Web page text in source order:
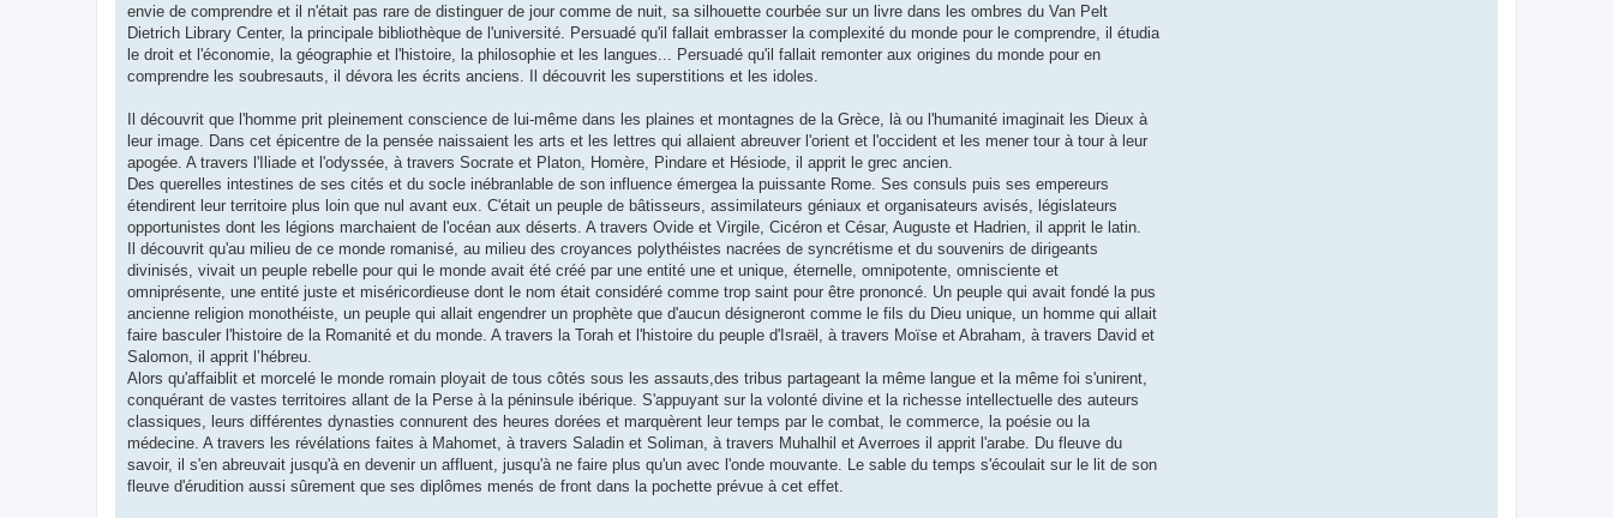
envie de comprendre et il n'était pas rare de distinguer de jour comme de nuit, sa silhouette courbée sur un livre dans les ombres du Van Pelt
Dietrich Library Center, la principale bibliothèque de l'université. Persuadé qu'il fallait embrasser la complexité du monde pour le comprendre, il étudia
le droit et l'économie, la géographie et l'histoire, la philosophie et les langues... Persuadé qu'il fallait remonter aux origines du monde pour en
comprendre les soubresauts, il dévora les écrits anciens. Il découvrit les superstitions et les idoles.
Il découvrit que l'homme prit pleinement conscience de lui-même dans les plaines et montagnes de la Grèce, là ou l'humanité imaginait les Dieux à
leur image. Dans cet épicentre de la pensée naissaient les arts et les lettres qui allaient abreuver l'orient et l'occident et les mener tour à tour à leur
apogée. A travers l'Iliade et l'odyssée, à travers Socrate et Platon, Homère, Pindare et Hésiode, il apprit le grec ancien.
Des querelles intestines de ses cités et du socle inébranlable de son influence émergea la puissante Rome. Ses consuls puis ses empereurs
étendirent leur territoire plus loin que nul avant eux. C'était un peuple de bâtisseurs, assimilateurs géniaux et organisateurs avisés, législateurs
opportunistes dont les légions marchaient de l'océan aux déserts. A travers Ovide et Virgile, Cicéron et César, Auguste et Hadrien, il apprit le latin.
Il découvrit qu'au milieu de ce monde romanisé, au milieu des croyances polythéistes nacrées de syncrétisme et du souvenirs de dirigeants
divinisés, vivait un peuple rebelle pour qui le monde avait été créé par une entité une et unique, éternelle, omnipotente, omnisciente et
omniprésente, une entité juste et miséricordieuse dont le nom était considéré comme trop saint pour être prononcé. Un peuple qui avait fondé la pus
ancienne religion monothéiste, un peuple qui allait engendrer un prophète que d'aucun désigneront comme le fils du Dieu unique, un homme qui allait
faire basculer l'histoire de la Romanité et du monde. A travers la Torah et l'histoire du peuple d'Israël, à travers Moïse et Abraham, à travers David et
Salomon, il apprit l’hébreu.
Alors qu'affaiblit et morcelé le monde romain ployait de tous côtés sous les assauts,des tribus partageant la même langue et la même foi s'unirent,
conquérant de vastes territoires allant de la Perse à la péninsule ibérique. S'appuyant sur la volonté divine et la richesse intellectuelle des auteurs
classiques, leurs différentes dynasties connurent des heures dorées et marquèrent leur temps par le combat, le commerce, la poésie ou la
médecine. A travers les révélations faites à Mahomet, à travers Saladin et Soliman, à travers Muhalhil et Averroes il apprit l'arabe. Du fleuve du
savoir, il s'en abreuvait jusqu'à en devenir un affluent, jusqu'à ne faire plus qu'un avec l'onde mouvante. Le sable du temps s'écoulait sur le lit de son
fleuve d'érudition aussi sûrement que ses diplômes menés de front dans la pochette prévue à cet effet.